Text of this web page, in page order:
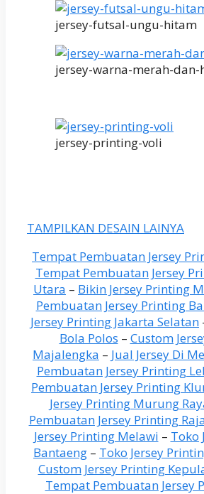
jersey-futsal-ungu-hitam
jersey-warna-merah-
jersey-printing-voli
TAMPILKAN DESAIN LAINYA
Tempat Pembuatan Jersey
Tempat Pembuatan Jersey
Utara – Bikin Jersey Printing
Pembuatan Jersey Printing
Jersey Printing Jakarta Selatan
Bola Polos – Custom
Majalengka – Jual Jersey Di
Pembuatan Jersey Printing
Pembuatan Jersey Printing
Jersey Printing Murung
Pembuatan Jersey Printing
Jersey Printing Melawi – Toko
Bantaeng – Toko Jersey
Custom Jersey Printing
Tempat Pembuatan Jersey